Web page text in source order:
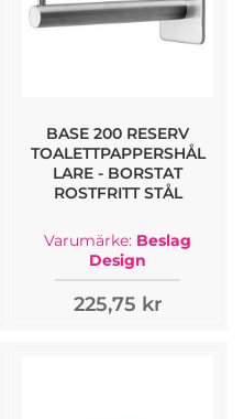
BASE 200 RESERV
TOALETTPAPPERSHÅL
LARE - BORSTAT
ROSTFRITT STÅL
Varumärke: Beslag
Design
225,75 kr